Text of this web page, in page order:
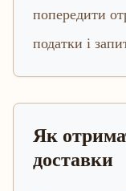
попередити
податки і
Як
доставки